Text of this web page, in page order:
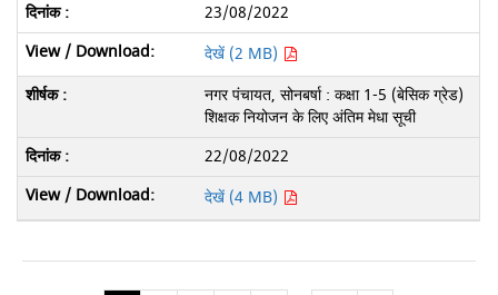
23/08/2022
देखें (2 MB)
नगर पंचायत, सोनबर्षा : कक्षा 1-5 (बेसिक ग्रेड)
शिक्षक नियोजन के लिए अंतिम मेधा सूची
22/08/2022
देखें (4 MB)